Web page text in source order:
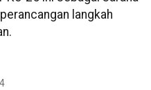
langkah